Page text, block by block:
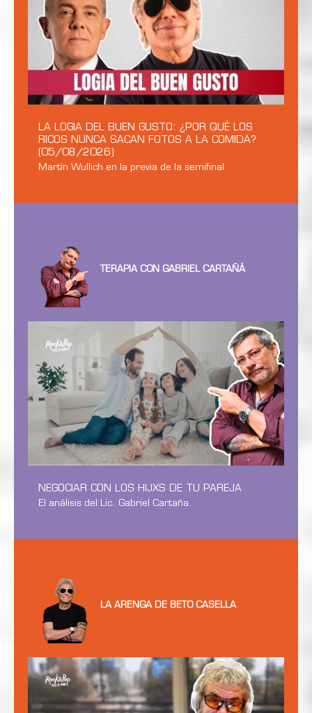
LA LOGIA DEL BUEN GUSTO: ¿POR QUÉ LOS
RICOS NUNCA SACAN FOTOS A LA COMIDA?
(05/08/2026)
Martín Wullich en la previa de la semifinal
TERAPIA CON GABRIEL CARTAÑÁ
NEGOCIAR CON LOS HIJXS DE TU PAREJA
El análisis del Lic. Gabriel Cartaña.
LA ARENGA DE BETO CASELLA